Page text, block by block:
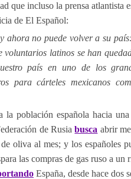
que incluso la prensa atlantista
de El Español:
no puede volver a su
latinos se han
país en uno de los
para cárteles mexicanos
población española hacia
de Rusiabusca abrir
oliva al mes; y los españoles
las compras de gas ruso a un
España, desde hace dos